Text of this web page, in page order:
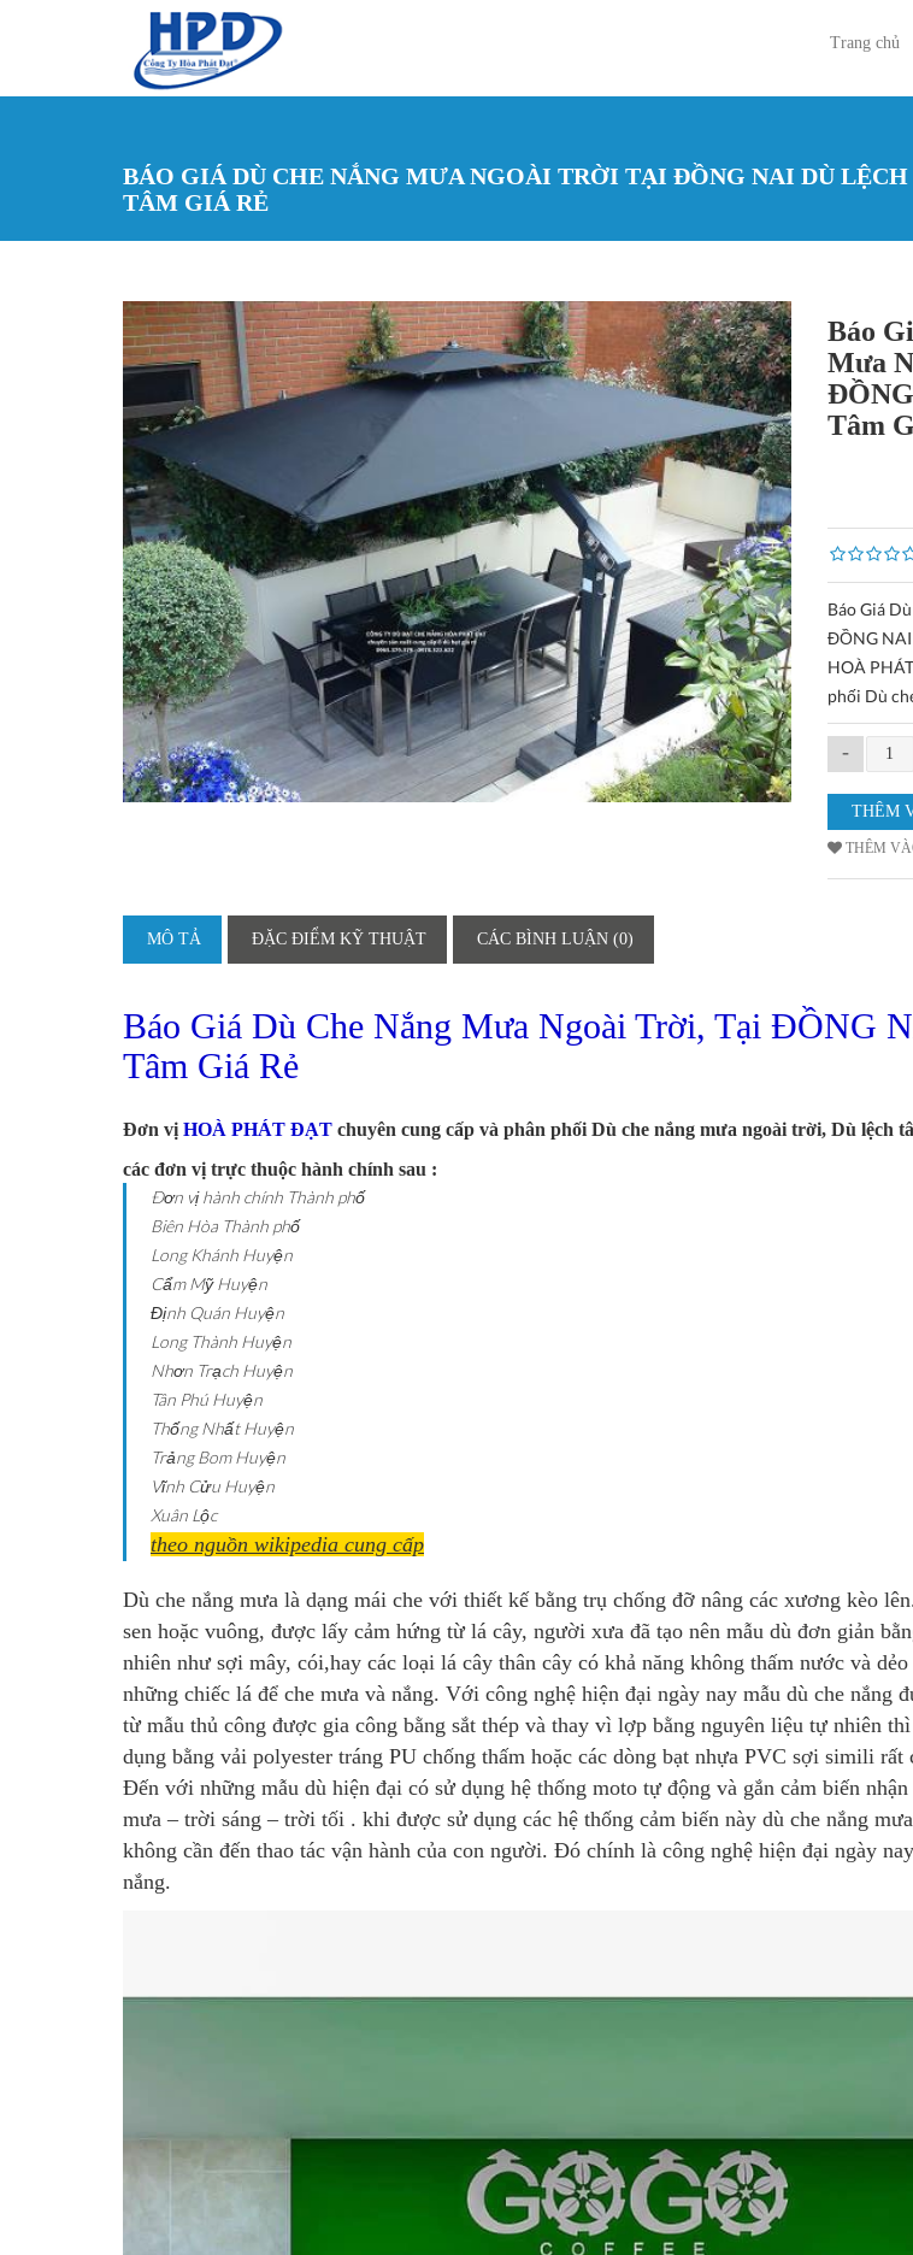
Trang chủ
BÁO GIÁ DÙ CHE NẮNG MƯA NGOÀI TRỜI TẠI ĐỒNG NAI DÙ LỆCH
TÂM GIÁ RẺ
Báo
Mưa
Tâm
Báo Giá
ĐỒNG NAI
HOÀ
phối Dù
-
THÊM
MÔ TẢ ĐẶC ĐIỂM KỸ THUẬT CÁC BÌNH LUẬN (0)
Báo Giá Dù Che Nắng Mưa Ngoài Trời, Tại ĐỒNG
Tâm Giá Rẻ
Đơn vị HOÀ PHÁT ĐẠT chuyên cung cấp và phân phối Dù che nắng mưa ngoài trời, Dù lệch
các đơn vị trực thuộc hành chính sau :
Ðơn vị hành chính Thành phố
Biên Hòa Thành phố
Long Khánh Huyện
Cẩm Mỹ Huyện
Định Quán Huyện
Long Thành Huyện
Nhơn Trạch Huyện
Tân Phú Huyện
Thống Nhất Huyện
Trảng Bom Huyện
Vĩnh Cửu Huyện
Xuân Lộc
theo nguồn wikipedia cung cấp
Dù che nắng mưa là dạng mái che với thiết kế bằng trụ chống đỡ nâng các xương kèo
sen hoặc vuông, được lấy cảm hứng từ lá cây, người xưa đã tạo nên mẫu dù đơn giản
nhiên như sợi mây, cói,hay các loại lá cây thân cây có khả năng không thấm nước và
những chiếc lá để che mưa và nắng. Với công nghệ hiện đại ngày nay mẫu dù che nắng
từ mẫu thủ công được gia công bằng sắt thép và thay vì lợp bằng nguyên liệu tự nhiên
dụng bằng vải polyester tráng PU chống thấm hoặc các dòng bạt nhựa PVC sợi simili rất
Đến với những mẫu dù hiện đại có sử dụng hệ thống moto tự động và gắn cảm biến
mưa – trời sáng – trời tối . khi được sử dụng các hệ thống cảm biến này dù che nắng
không cần đến thao tác vận hành của con người. Đó chính là công nghệ hiện đại ngày
nắng.